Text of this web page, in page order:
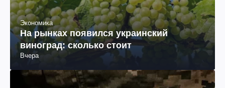
Экономика
На рынках появился украинский
виноград: сколько стоит
Вчера